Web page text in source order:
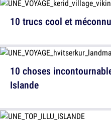
10 trucs cool et
10 choses
Islande